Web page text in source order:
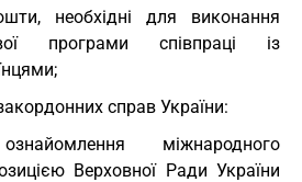
необхідні для виконання
програми співпраці із
справ України:
міжнародного
Верховної Ради України